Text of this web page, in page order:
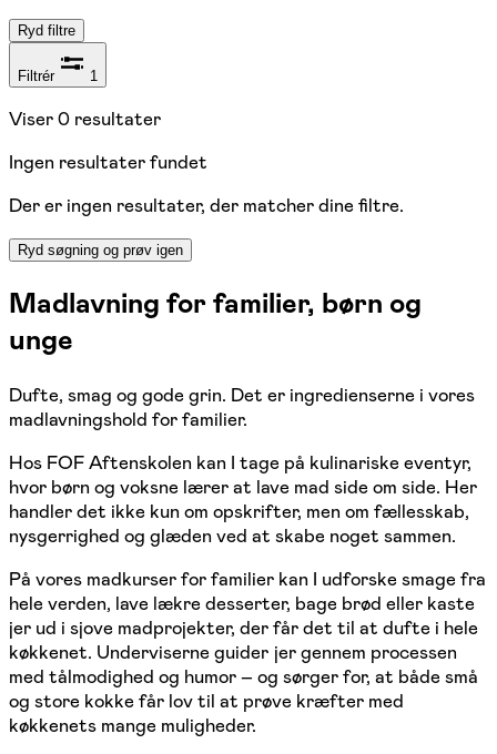
Ryd filtre
Filtrér 1
Viser0 resultater
Ingen resultater fundet
Der er ingen resultater, der matcher dine filtre.
Ryd søgning og prøv igen
Madlavning for familier, børn og
unge
Dufte, smag og gode grin. Det er ingredienserne i vores
madlavningshold for familier.
Hos FOF Aftenskolen kan I tage på kulinariske eventyr,
hvor børn og voksne lærer at lave mad side om side. Her
handler det ikke kun om opskrifter, men om fællesskab,
nysgerrighed og glæden ved at skabe noget sammen.
På vores madkurser for familier kan I udforske smage fra
hele verden, lave lækre desserter, bage brød eller kaste
jer ud i sjove madprojekter, der får det til at dufte i hele
køkkenet. Underviserne guider jer gennem processen
med tålmodighed og humor – og sørger for, at både små
og store kokke får lov til at prøve kræfter med
køkkenets mange muligheder.